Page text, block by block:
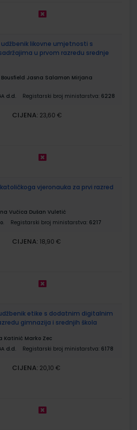
1; udžbenik likovne umjetnosti s
u prvom razredu srednje
Bousfield Jasna Salamon Mirjana
d.d. Registarski broj ministarstva: 6228
CIJENA: 23,60 €
katoličkoga vjeronauka za prvi razred
Vučica Dušan Vuletić
Registarski broj ministarstva: 6217
CIJENA: 18,90 €
udžbenik etike s dodatnim digitalnim
gimnazija i srednjih škola
Katinić Marko Zec
d.d. Registarski broj ministarstva: 6178
CIJENA: 20,10 €